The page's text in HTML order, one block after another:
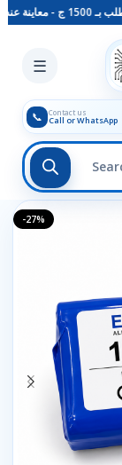
فيزا
☰
📞 Contact us
Call or WhatsApp
Skip to main content
-27%